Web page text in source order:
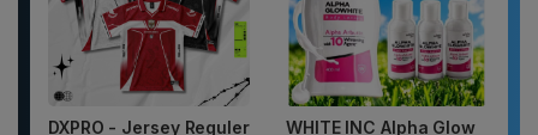
DXPRO - Jersey Reguler
WHITE INC Alpha Glow